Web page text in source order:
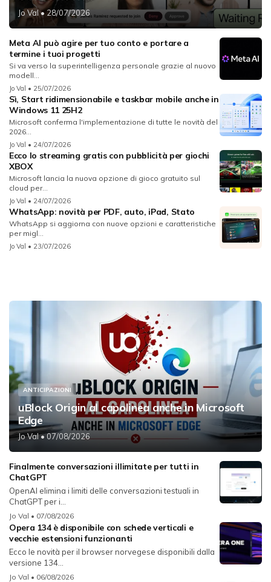
Jo Val• 28/07/2026
Meta AI può agire per tuo conto e portare a
termine i tuoi progetti
Si va verso la superintelligenza personale grazie al nuovo
modell...
Jo Val • 25/07/2026
Sì, Start ridimensionabile e taskbar mobile anche in
Windows 11 25H2
Microsoft conferma l'implementazione di tutte le novità del
2026...
Jo Val • 24/07/2026
Ecco lo streaming gratis con pubblicità per giochi
XBOX
Microsoft lancia la nuova opzione di gioco gratuito sul
cloud per...
Jo Val • 24/07/2026
WhatsApp: novità per PDF, auto, iPad, Stato
WhatsApp si aggiorna con nuove opzioni e caratteristiche
per migl...
Jo Val • 23/07/2026
ANTICIPAZIONI
uBlock Origin al capolinea anche in Microsoft
Edge
Jo Val• 07/08/2026
Finalmente conversazioni illimitate per tutti in
ChatGPT
OpenAI elimina i limiti delle conversazioni testuali in
ChatGPT per i...
Jo Val • 07/08/2026
Opera 134 è disponibile con schede verticali e
vecchie estensioni funzionanti
Ecco le novità per il browser norvegese disponibili dalla
versione 134...
Jo Val • 06/08/2026